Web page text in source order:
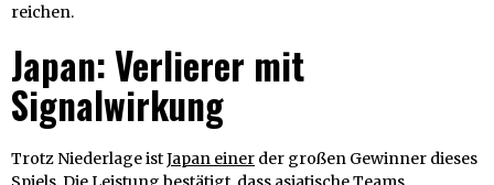
reichen.
Japan: Verlierer mit
Signalwirkung
Trotz Niederlage istJapan einer der großen Gewinner dieses